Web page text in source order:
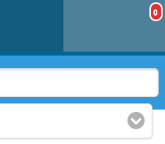
0